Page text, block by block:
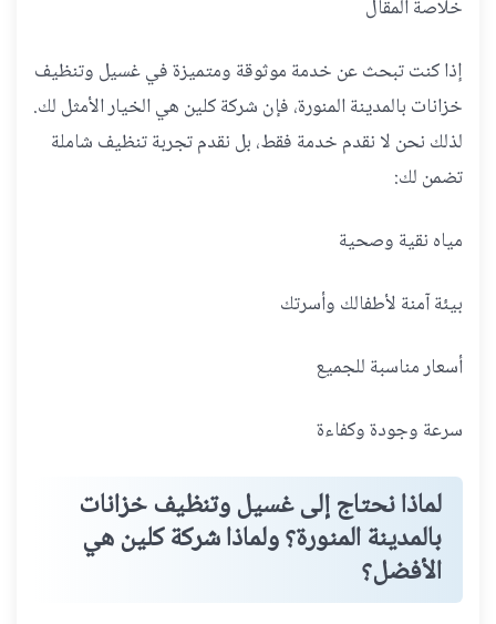
خلاصة المقال
إذا كنت تبحث عن خدمة موثوقة ومتميزة في غسيل وتنظيف
خزانات بالمدينة المنورة، فإن شركة كلين هي الخيار الأمثل لك.
لذلك نحن لا نقدم خدمة فقط، بل نقدم تجربة تنظيف شاملة
تضمن لك:
مياه نقية وصحية
بيئة آمنة لأطفالك وأسرتك
أسعار مناسبة للجميع
سرعة وجودة وكفاءة
لماذا نحتاج إلى غسيل وتنظيف خزانات
بالمدينة المنورة؟ ولماذا شركة كلين هي
الأفضل؟